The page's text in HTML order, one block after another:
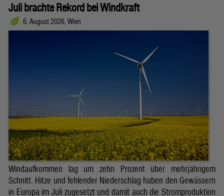
Juli brachte Rekord bei Windkraft
6. August 2026, Wien
Windaufkommen lag um zehn Prozent über mehrjährigem
Schnitt. Hitze und fehlender Niederschlag haben den Gewässern
in Europa im Juli zugesetzt und damit auch die Stromproduktion